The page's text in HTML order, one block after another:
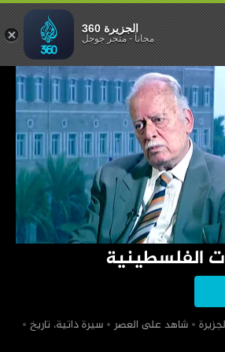
الفلسطينية
‏شاهد على العصر
‏سيرة ذاتية، تاريخ
الجزيرة 360
مجاناً-متجر جوجل